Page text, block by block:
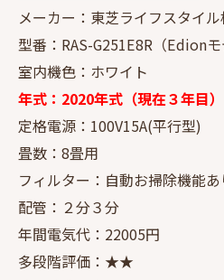
メーカー：東芝ライフスタイ
型番：RAS-G251E8R（Edionモ
室内機色：ホワイト
年式：2020年式（現在３年目）
定格電源：100V15A(平行型)
畳数：8畳用
フィルター：自動お掃除機能あ
配管：２分３分
年間電気代：22005円
多段階評価：★★